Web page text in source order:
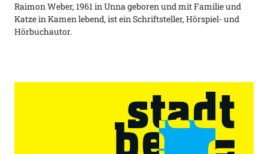
Raimon Weber, 1961 in Unna geboren und mit Familie und
Katze in Kamen lebend, ist ein Schriftsteller, Hörspiel- und
Hörbuchautor.